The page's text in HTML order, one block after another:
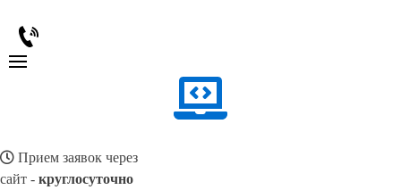
Прием заявок через
сайт - круглосуточно